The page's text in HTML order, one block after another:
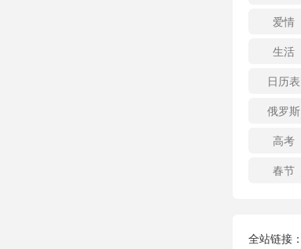
爱情
生活
日历表
俄罗斯
高考
春节
全站链接：